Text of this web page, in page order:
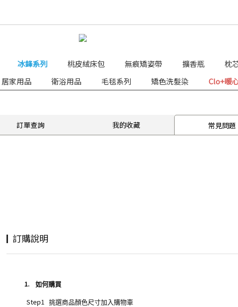
訂單查詢 我的收藏 常見問題
冰鋒系列 桃皮絨床包 無痕矯姿帶 擴香瓶 枕
居家用品 衛浴用品 毛毯系列 矯色洗髮染 Clo+暖
訂購說明
1. 如何購買
Step1 挑選商品顏色尺寸加入購物車